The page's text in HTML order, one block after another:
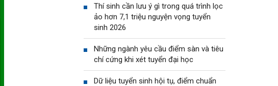
Thí sinh cần lưu ý gì trong quá trình lọc
ảo hơn 7,1 triệu nguyện vọng tuyển
sinh 2026
Những ngành yêu cầu điểm sàn và tiêu
chí cứng khi xét tuyển đại học
Dữ liệu tuyển sinh hội tụ, điểm chuẩn